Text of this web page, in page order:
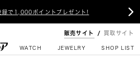
録で1,000ポイントプレゼント! 
販売サイト 買取サイト
WATCH JEWELRY SHOP LIST